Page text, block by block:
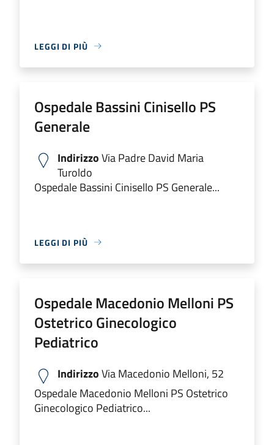
LEGGI DI PIÙ
Ospedale Bassini Cinisello PS
Generale
IndirizzoVia Padre David Maria
Turoldo
Ospedale Bassini Cinisello PS Generale...
LEGGI DI PIÙ
Ospedale Macedonio Melloni PS
Ostetrico Ginecologico
Pediatrico
IndirizzoVia Macedonio Melloni, 52
Ospedale Macedonio Melloni PS Ostetrico
Ginecologico Pediatrico...